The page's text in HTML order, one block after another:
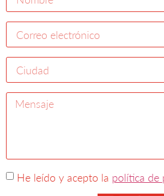
He leído y acepto la política de